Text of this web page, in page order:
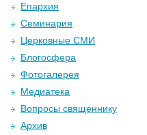
Епархия
Семинария
Церковные СМИ
Блогосфера
Фотогалерея
Медиатека
Вопросы священнику
Архив